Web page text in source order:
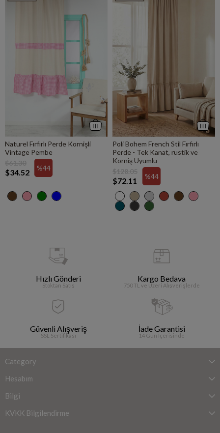
Naturel Fırfırlı Perde Kornişli
Vintage Pembe
$34.52
$61.30
%44
Poli Bohem French Stil Fırfırlı
Perde - Tek Kanat, rustik ve
Korniş Uyumlu
$72.11
$128.05
%44
Hızlı Gönderi
Stoktan Satış
Kargo Bedava
750 TL ve Üzeri Alışverişlerde
Güvenli Alışveriş
SSL Sertifikası
İade Garantisi
14 Gün İçerisinde
Category
Hesabım
Bilgi
KVKK Bilgilendirme